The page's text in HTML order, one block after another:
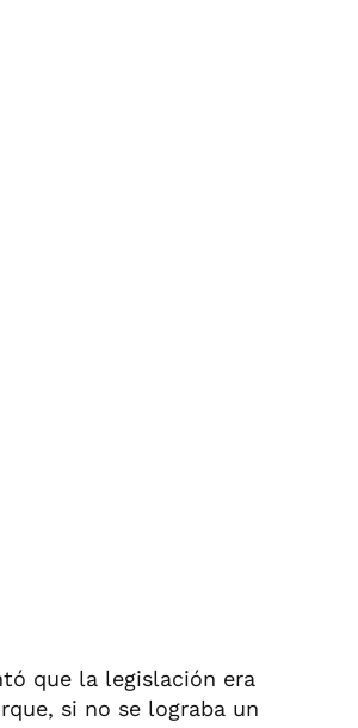
que la legislación era
si no se lograba un